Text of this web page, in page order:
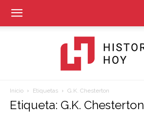
Inicio Etiquetas G.K. Chesterton
Etiqueta: G.K. Chesterton